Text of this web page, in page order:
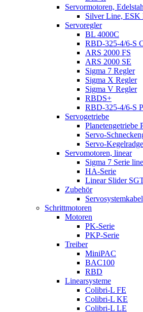
Servormotoren,
Silver Line, ESK
Servoregler
BL 4000C
RBD-325-4/6-S
ARS 2000 FS
ARS 2000 SE
Sigma 7 Regler
Sigma X Regler
Sigma V Regler
RBDS+
RBD-325-4/6-S
Servogetriebe
Planetengetriebe
Servo-
Servo-
Servomotoren, linear
Sigma 7 Serie
HA-Serie
Linear Slider
Zubehör
Servosystemkabel
Schrittmotoren
Motoren
PK-Serie
PKP-Serie
Treiber
MiniPAC
BAC100
RBD
Linearsysteme
Colibri-L FE
Colibri-L KE
Colibri-L LE